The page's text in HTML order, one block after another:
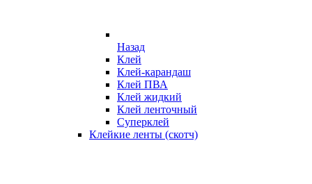
Назад
Клей
Клей-карандаш
Клей ПВА
Клей жидкий
Клей ленточный
Суперклей
Клейкие ленты (скотч)